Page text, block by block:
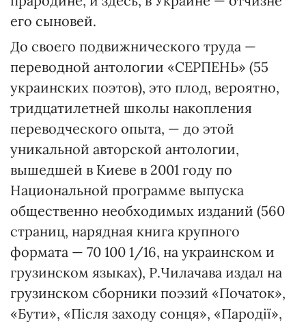
его сыновей.
До своего подвижнического труда —
переводной антологии «СЕРПЕНЬ» (55
украинских поэтов), это плод, вероятно,
тридцатилетней школы накопления
переводческого опыта, — до этой
уникальной авторской антологии,
вышедшей в Киеве в 2001 году по
Национальной программе выпуска
общественно необходимых изданий (560
страниц, нарядная книга крупного
формата — 70 100 1/16, на украинском и
грузинском языках), Р.Чилачава издал на
грузинском сборники поэзий «Початок»,
«Бути», «Після заходу сонця», «Пародії»,